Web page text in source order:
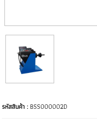
รหัสสินค้า : BSS000002D